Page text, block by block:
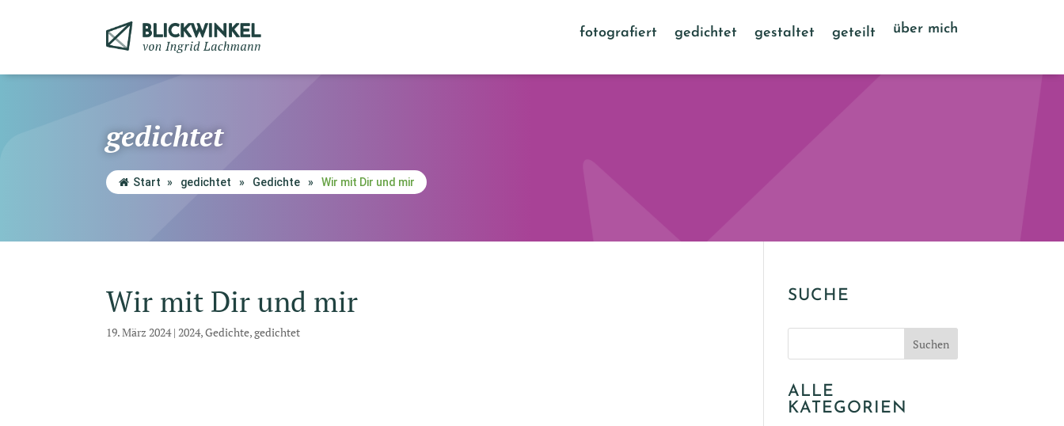
fotografiert gedichtet gestaltet geteilt über mich
gedichtet
Start » gedichtet » Gedichte » Wir mit Dir und mir
Wir mit Dir und mir
19. März 2024|2024,Gedichte,gedichtet
SUCHE
ALLE
KATEGORIEN